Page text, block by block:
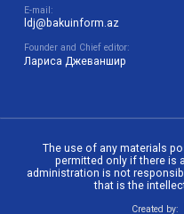
E-mail:
ldj@bakuinform.az
Founder and Chief editor:
Лариса Джеваншир
The use of any materials
permitted only if there is
administration is not
that is the
Created by: